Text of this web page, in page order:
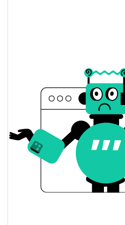
Abertura / Fecho de
A mudança de ontem
Volume de ontem
Histórico do preço do